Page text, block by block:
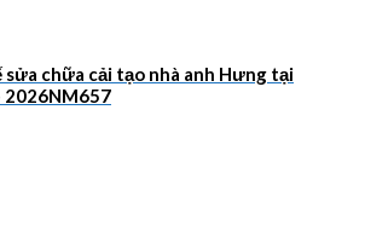
chữa cải tạo nhà anh Hưng tại
2026NM657